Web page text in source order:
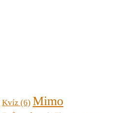
Kvíz (6) Mimo